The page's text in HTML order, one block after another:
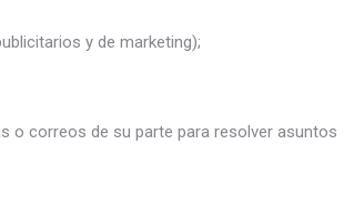
y de marketing);
o correos de su parte para resolver asuntos